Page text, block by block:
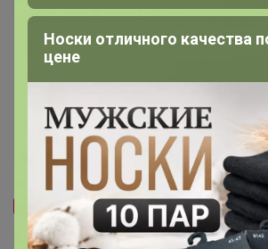
340р
511р
Гортензия метельчатая
Хит
247р
Фореве
1шт Т
Носки отличного качества
цене